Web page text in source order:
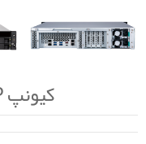
کیونپ TS-877XU-RP